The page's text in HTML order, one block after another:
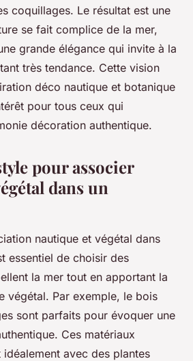
coquillages. Le résultat est une
se fait complice de la mer,
grande élégance qui invite à la
très tendance. Cette vision
déco nautique et botanique
pour tous ceux qui
décoration authentique.
pour associer
dans un
nautique et végétal dans
essentiel de choisir des
la mer tout en apportant la
végétal. Par exemple, le bois
sont parfaits pour évoquer une
Ces matériaux
idéalement avec des plantes